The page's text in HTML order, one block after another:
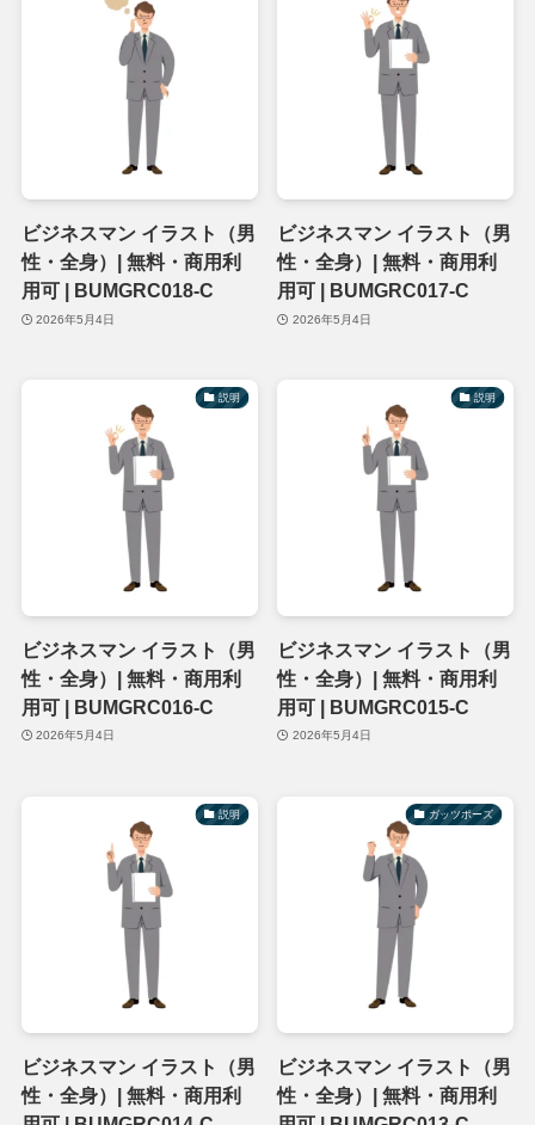
ビジネスマン イラスト（男
性・全身）| 無料・商用利
用可 | BUMGRC018-C
2026年5月4日
ビジネスマン イラスト（男
性・全身）| 無料・商用利
用可 | BUMGRC017-C
2026年5月4日
説明
ビジネスマン イラスト（男
性・全身）| 無料・商用利
用可 | BUMGRC016-C
2026年5月4日
説明
ビジネスマン イラスト（男
性・全身）| 無料・商用利
用可 | BUMGRC015-C
2026年5月4日
説明
ビジネスマン イラスト（男
性・全身）| 無料・商用利
ガッツポーズ
ビジネスマン イラスト（男
性・全身）| 無料・商用利